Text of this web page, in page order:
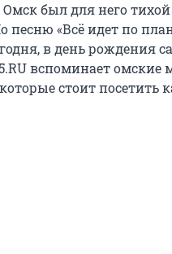
был для него тихой
песню «Всё идет по
в день рождения
вспоминает омские
стоит посетить